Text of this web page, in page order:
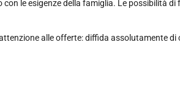
le esigenze della famiglia. Le possibilità di
alle offerte: diffida assolutamente di